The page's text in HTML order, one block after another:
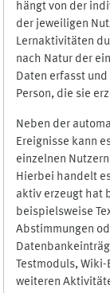
hängt von der
der jeweiligen
Lernaktivitäten
nach Natur der
Daten erfasst
Person, die sie
Neben der
Ereignisse kann
einzelnen
Hierbei handelt
aktiv erzeugt hat
beispielsweise
Abstimmungen
Testmoduls,
weiteren